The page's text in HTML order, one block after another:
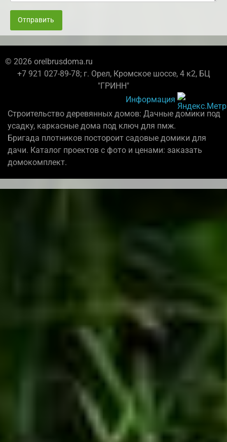
Отправить
© 2026 orelbrusdoma.ru
+7 921 027-89-78; г. Орел, Кромское шоссе, 4 к2, БЦ
"ГРИНН"
Информация
Строительство деревянных домов: Дачные домики под
усадку, каркасные дома под ключ для пмж.
Бригада плотников постороит садовые домики для
дачи. Каталог проектов с фото и ценами: заказать
домокомплект.